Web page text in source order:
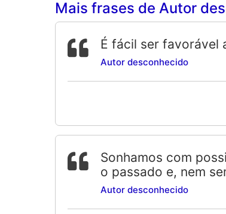
Mais frases de Autor
É fácil ser favorável
Autor desconhecido
Sonhamos com
o passado e, nem
Autor desconhecido